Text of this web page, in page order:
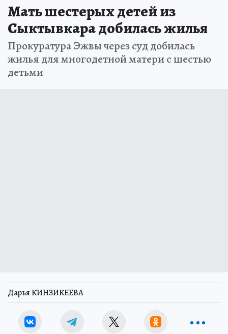
Мать шестерых детей из
Сыктывкара добилась жилья
Прокуратура Эжвы через суд добилась
жилья для многодетной матери с шестью
детьми
Дарья КИНЗИКЕЕВА